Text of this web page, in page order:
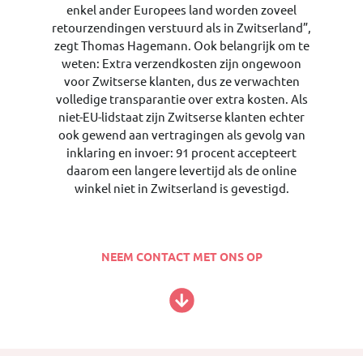
enkel ander Europees land worden zoveel
retourzendingen verstuurd als in Zwitserland”,
zegt Thomas Hagemann. Ook belangrijk om te
weten: Extra verzendkosten zijn ongewoon
voor Zwitserse klanten, dus ze verwachten
volledige transparantie over extra kosten. Als
niet-EU-lidstaat zijn Zwitserse klanten echter
ook gewend aan vertragingen als gevolg van
inklaring en invoer: 91 procent accepteert
daarom een langere levertijd als de online
winkel niet in Zwitserland is gevestigd.
NEEM CONTACT MET ONS OP